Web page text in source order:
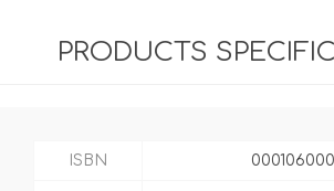
PRODUCTS
ISBN